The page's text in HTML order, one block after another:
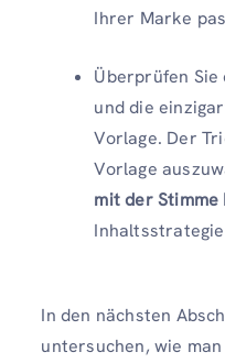
Ihrer Marke
Überprüfen
und die
Vorlage. Der
Vorlage
mit der
In den nächsten
untersuchen, wie